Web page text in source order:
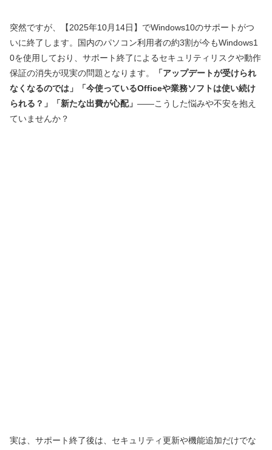
突然ですが、【2025年10月14日】でWindows10のサポートがつ
いに終了します。国内のパソコン利用者の約3割が今もWindows1
0を使用しており、サポート終了によるセキュリティリスクや動作
保証の消失が現実の問題となります。
「アップデートが受けられ
なくなるのでは」「今使っているOfficeや業務ソフトは使い続け
られる？」「新たな出費が心配」 ――こうした悩みや不安を抱え
ていませんか？
実は、サポート終了後は、セキュリティ更新や機能追加だけでな